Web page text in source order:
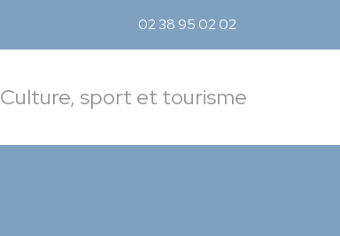
02 38 95 02 02
Culture, sport et tourisme